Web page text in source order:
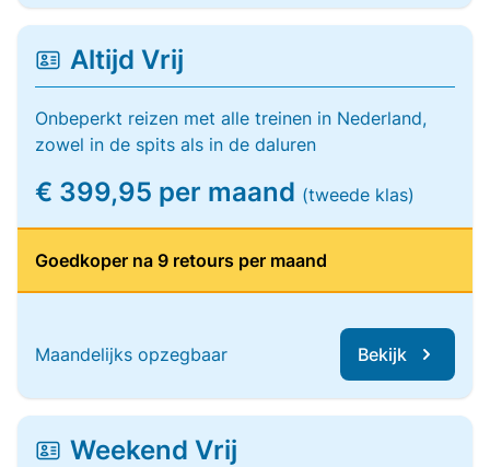
Altijd Vrij
Onbeperkt reizen met alle treinen in Nederland,
zowel in de spits als in de daluren
€ 399,95 per maand (tweede klas)
Goedkoper na 9 retours per maand
Maandelijks opzegbaar Bekijk
Weekend Vrij